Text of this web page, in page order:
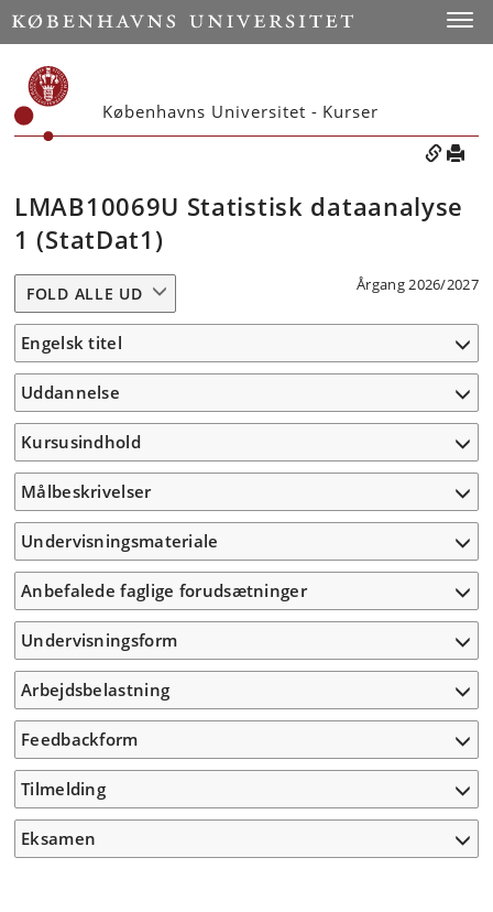
Københavns Universitet - Kurser
LMAB10069U Statistisk dataanalyse
1 (StatDat1)
Årgang 2026/2027
FOLD ALLE UD
Engelsk titel
Uddannelse
Kursusindhold
Målbeskrivelser
Undervisningsmateriale
Anbefalede faglige forudsætninger
Undervisningsform
Arbejdsbelastning
Feedbackform
Tilmelding
Eksamen